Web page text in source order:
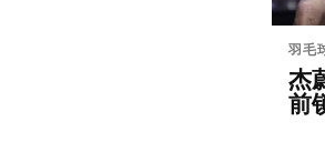
羽毛
杰
前